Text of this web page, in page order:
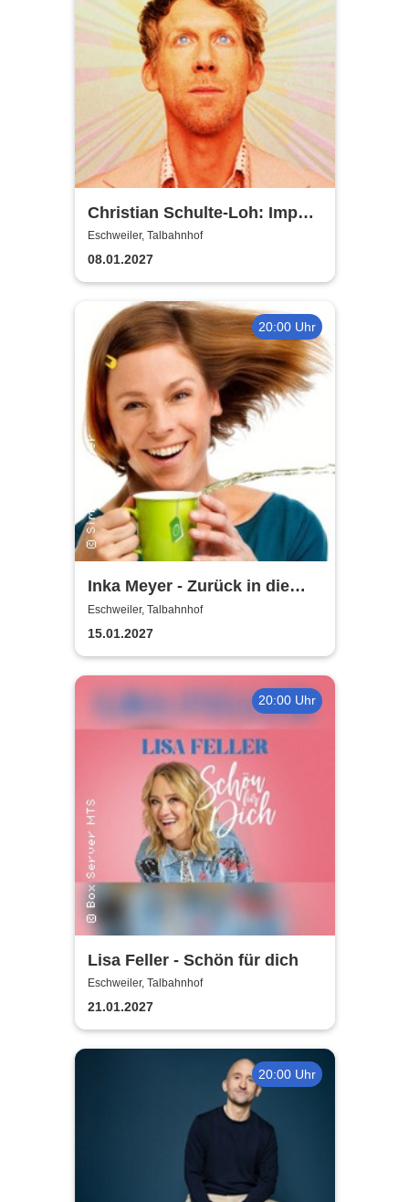
Christian Schulte-Loh: Import
Export
Eschweiler, Talbahnhof
08.01.2027
20:00 Uhr
Inka Meyer - Zurück in die
Zugluft
Eschweiler, Talbahnhof
15.01.2027
20:00 Uhr
Lisa Feller - Schön für dich
Eschweiler, Talbahnhof
21.01.2027
20:00 Uhr